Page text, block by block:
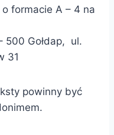
formacie A – 4 na
500 Gołdap, ul.
31
powinny być